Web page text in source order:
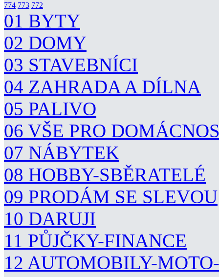
774 773 772
01 BYTY
02 DOMY
03 STAVEBNÍCI
04 ZAHRADA A DÍLNA
05 PALIVO
06 VŠE PRO
07 NÁBYTEK
08 HOBBY-SBĚRATELÉ
09 PRODÁM SE SLEVOU
10 DARUJI
11 PŮJČKY-FINANCE
12 AUTOMOBILY-